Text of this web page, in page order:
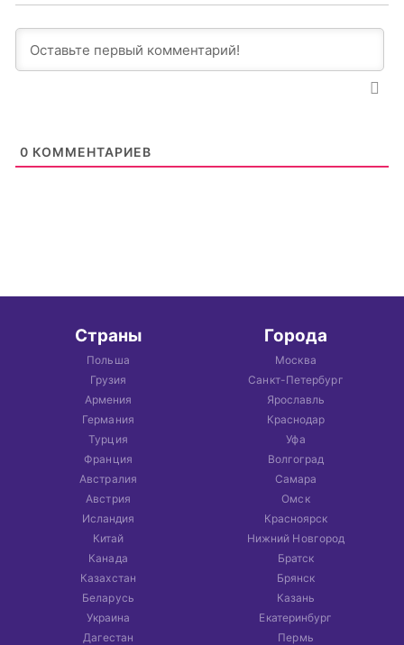
0 КОММЕНТАРИЕВ
Страны
Польша
Грузия
Армения
Германия
Турция
Франция
Австралия
Австрия
Исландия
Китай
Канада
Казахстан
Беларусь
Украина
Дагестан
Города
Москва
Санкт-Петербург
Ярославль
Краснодар
Уфа
Волгоград
Самара
Омск
Красноярск
Нижний Новгород
Братск
Брянск
Казань
Екатеринбург
Пермь